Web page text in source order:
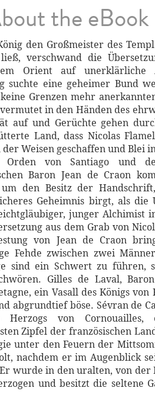
the eBook
den Großmeister des
verschwand die
Orient auf unerklärliche
suchte eine geheimer Bund
Grenzen mehr
in den Händen des
auf und Gerüchte gehen
Land, dass Nicolas
Weisen geschaffen und Blei
von Santiago und
Baron Jean de Craon
den Besitz der
Geheimnis birgt, als die
junger Alchimist
aus dem Grab von
von Jean de Craon
Fehde zwischen zwei
sind ein Schwert zu führen,
Gilles de Laval,
ein Vasall des Königs
abgrundtief böse. Sévran de
Herzogs von Cornouailles,
Zipfel der französischen
unter den Feuern der
nachdem er im Augenblick
wurde in den uralten, von
und besitzt die seltene